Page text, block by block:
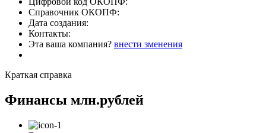
Справочник ОКОПФ:
Дата создания:
Контакты:
Эта ваша компания? внести зменения
Краткая справка
Финансы млн.рублей